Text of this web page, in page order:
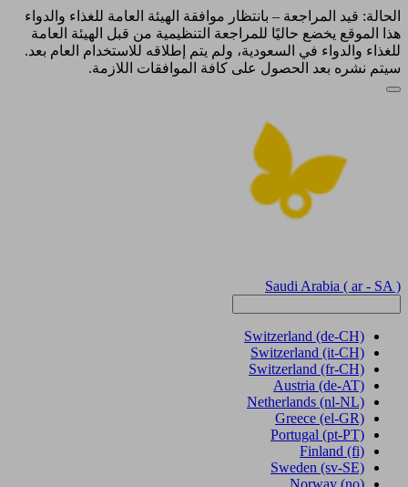
الحالة: قيد المراجعة – بانتظار موافقة الهيئة العامة للغذاء والدواء
هذا الموقع يخضع حاليًا للمراجعة التنظيمية من قبل الهيئة العامة
للغذاء والدواء في السعودية، ولم يتم إطلاقه للاستخدام العام بعد.
سيتم نشره بعد الحصول على كافة الموافقات اللازمة.
Saudi Arabia ( ar - SA )
Switzerland (de-CH)
Switzerland (it-CH)
Switzerland (fr-CH)
Austria (de-AT)
Netherlands (nl-NL)
Greece (el-GR)
Portugal (pt-PT)
Finland (fi)
Sweden (sv-SE)